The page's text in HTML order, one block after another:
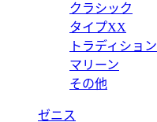
クラシック
タイプXX
トラディション
マリーン
その他
ゼニス